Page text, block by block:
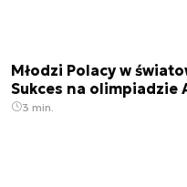
Młodzi Polacy w
Sukces na olimpiadzie
3 min.